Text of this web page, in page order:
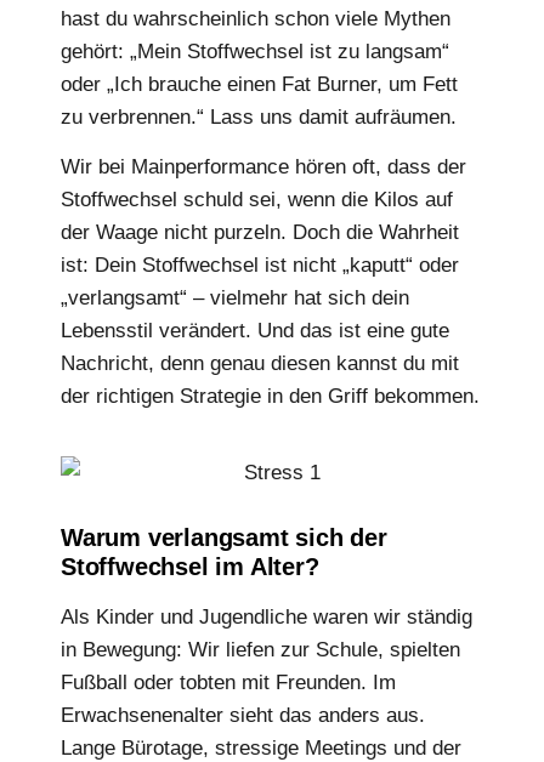
hast du wahrscheinlich schon viele Mythen
gehört: „Mein Stoffwechsel ist zu langsam“
oder „Ich brauche einen Fat Burner, um Fett
zu verbrennen.“ Lass uns damit aufräumen.
Wir bei Mainperformance hören oft, dass der
Stoffwechsel schuld sei, wenn die Kilos auf
der Waage nicht purzeln. Doch die Wahrheit
ist: Dein Stoffwechsel ist nicht „kaputt“ oder
„verlangsamt“ – vielmehr hat sich dein
Lebensstil verändert. Und das ist eine gute
Nachricht, denn genau diesen kannst du mit
der richtigen Strategie in den Griff bekommen.
Warum verlangsamt sich der
Stoffwechsel im Alter?
Als Kinder und Jugendliche waren wir ständig
in Bewegung: Wir liefen zur Schule, spielten
Fußball oder tobten mit Freunden. Im
Erwachsenenalter sieht das anders aus.
Lange Bürotage, stressige Meetings und der